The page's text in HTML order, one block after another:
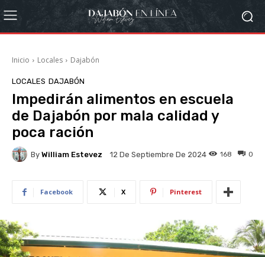
Inicio Locales Dajabón
LOCALES DAJABÓN
Impedirán alimentos en escuela
de Dajabón por mala calidad y
poca ración
By William Estevez 12 De Septiembre De 2024 0
168
Facebook X Pinterest